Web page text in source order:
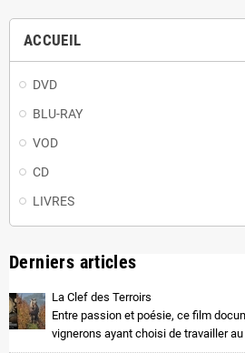
ACCUEIL
DVD
BLU-RAY
VOD
CD
LIVRES
Derniers articles
La Clef des Terroirs
Entre passion et poésie, ce film
vignerons ayant choisi de travailler au